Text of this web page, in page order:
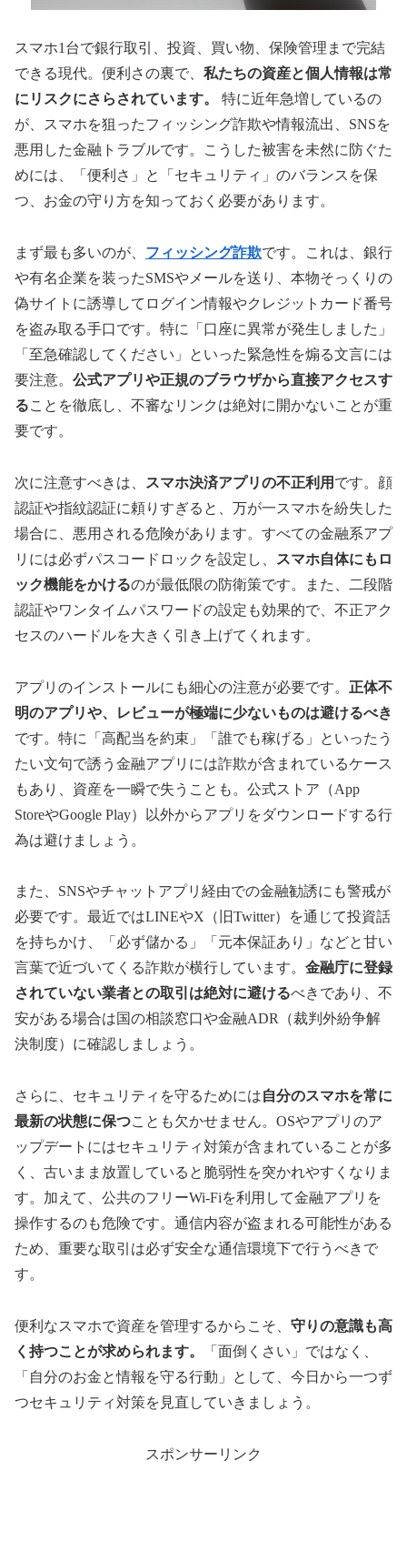
スマホ1台で銀行取引、投資、買い物、保険管理まで完結
できる現代。便利さの裏で、 私たちの資産と個人情報は常
にリスクにさらされています。
特に近年急増しているの
が、スマホを狙ったフィッシング詐欺や情報流出、SNSを
悪用した金融トラブルです。こうした被害を未然に防ぐた
めには、「便利さ」と「セキュリティ」のバランスを保
つ、お金の守り方を知っておく必要があります。
まず最も多いのが、 フィッシング詐欺です。これは、銀行
や有名企業を装ったSMSやメールを送り、本物そっくりの
偽サイトに誘導してログイン情報やクレジットカード番号
を盗み取る手口です。特に「口座に異常が発生しました」
「至急確認してください」といった緊急性を煽る文言には
要注意。 公式アプリや正規のブラウザから直接アクセスす
ることを徹底し、不審なリンクは絶対に開かないことが重
要です。
次に注意すべきは、 スマホ決済アプリの不正利用 です。顔
認証や指紋認証に頼りすぎると、万が一スマホを紛失した
場合に、悪用される危険があります。すべての金融系アプ
リには必ずパスコードロックを設定し、
スマホ自体にもロ
ック機能をかけるのが最低限の防衛策です。また、二段階
認証やワンタイムパスワードの設定も効果的で、不正アク
セスのハードルを大きく引き上げてくれます。
アプリのインストールにも細心の注意が必要です。 正体不
明のアプリや、レビューが極端に少ないものは避けるべき
です。特に「高配当を約束」「誰でも稼げる」といったう
たい文句で誘う金融アプリには詐欺が含まれているケース
もあり、資産を一瞬で失うことも。公式ストア（App
StoreやGoogle Play）以外からアプリをダウンロードする行
為は避けましょう。
また、SNSやチャットアプリ経由での金融勧誘にも警戒が
必要です。最近ではLINEやX（旧Twitter）を通じて投資話
を持ちかけ、「必ず儲かる」「元本保証あり」などと甘い
言葉で近づいてくる詐欺が横行しています。 金融庁に登録
されていない業者との取引は絶対に避けるべきであり、不
安がある場合は国の相談窓口や金融ADR（裁判外紛争解
決制度）に確認しましょう。
さらに、セキュリティを守るためには自分のスマホを常に
最新の状態に保つことも欠かせません。OSやアプリのア
ップデートにはセキュリティ対策が含まれていることが多
く、古いまま放置していると脆弱性を突かれやすくなりま
す。加えて、公共のフリーWi-Fiを利用して金融アプリを
操作するのも危険です。通信内容が盗まれる可能性がある
ため、重要な取引は必ず安全な通信環境下で行うべきで
す。
便利なスマホで資産を管理するからこそ、 守りの意識も高
く持つことが求められます。
「面倒くさい」ではなく、
「自分のお金と情報を守る行動」として、今日から一つず
つセキュリティ対策を見直していきましょう。
スポンサーリンク